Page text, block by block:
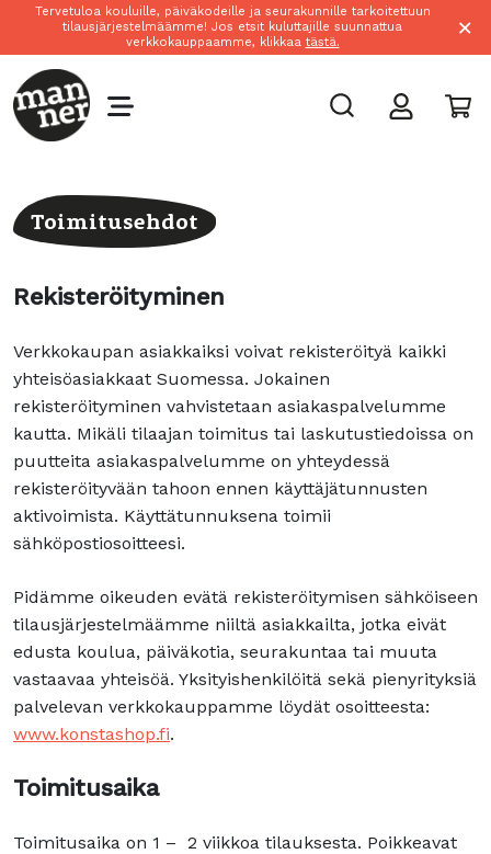
Tervetuloa kouluille, päiväkodeille ja seurakunnille tarkoitettuun
tilausjärjestelmäämme! Jos etsit kuluttajille suunnattua
verkkokauppaamme, klikkaa tästä. ×
Toimitusehdot
Rekisteröityminen
Verkkokaupan asiakkaiksi voivat rekisteröityä kaikki
yhteisöasiakkaat Suomessa. Jokainen
rekisteröityminen vahvistetaan asiakaspalvelumme
kautta. Mikäli tilaajan toimitus­ tai laskutustiedoissa on
puutteita asiakaspalvelumme on yhteydessä
rekisteröityvään tahoon ennen käyttäjätunnusten
aktivoimista. Käyttätunnuksena toimii
sähköpostiosoitteesi.
Pidämme oikeuden evätä rekisteröitymisen sähköiseen
tilausjärjestelmäämme niiltä asiakkailta, jotka eivät
edusta koulua, päiväkotia, seurakuntaa tai muuta
vastaavaa yhteisöä. Yksityishenkilöitä sekä pienyrityksiä
palvelevan verkkokauppamme löydät osoitteesta:
www.konstashop.fi.
Toimitusaika
Toimitusaika on 1 – ­ 2 viikkoa tilauksesta. Poikkeavat